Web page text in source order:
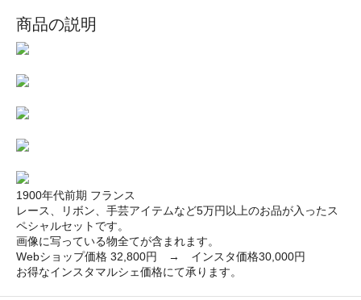
商品の説明
1900年代前期 フランス
レース、リボン、手芸アイテムなど5万円以上のお品が入ったス
ペシャルセットです。
画像に写っている物全てが含まれます。
Webショップ価格 32,800円 → インスタ価格30,000円
お得なインスタマルシェ価格にて承ります。